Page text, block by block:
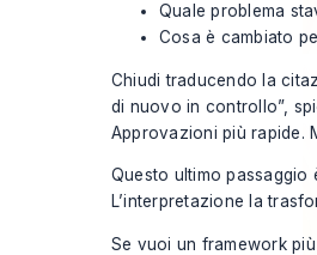
Quale problema
Cosa è cambiato
Chiudi traducendo la
di nuovo in controllo”,
Approvazioni più rapide.
Questo ultimo passaggio
L’interpretazione la
Se vuoi un framework